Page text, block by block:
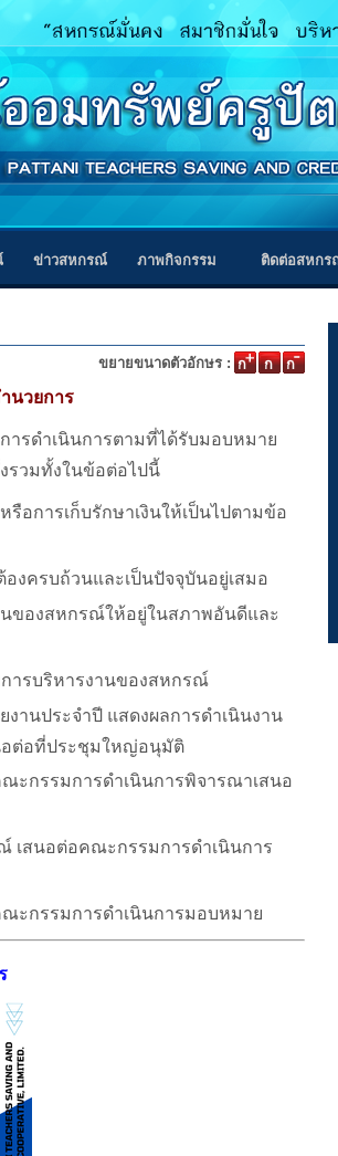
ข่าวสหกรณ์ ภาพกิจกรรม ติดต่อสหก
ขยายขนาดตัวอักษร :
นวยการ
รดำเนินการตามที่ได้รับมอบหมาย
รวมทั้งในข้อต่อไปนี้
รือการเก็บรักษาเงินให้เป็นไปตามข้อ
งครบถ้วนและเป็นปัจจุบันอยู่เสมอ
ของสหกรณ์ให้อยู่ในสภาพอันดีและ
ารบริหารงานของสหกรณ์
านประจำปี แสดงผลการดำเนินงาน
อต่อที่ประชุมใหญ่อนุมัติ
ะกรรมการดำเนินการพิจารณาเสนอ
เสนอต่อคณะกรรมการดำเนินการ
ะกรรมการดำเนินการมอบหมาย